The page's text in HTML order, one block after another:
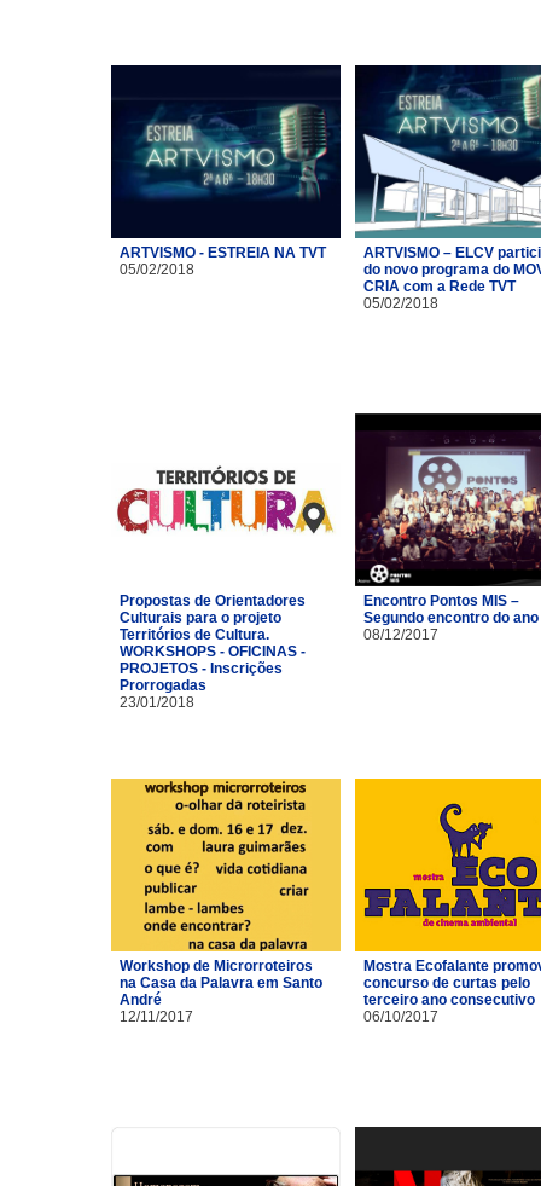
ARTVISMO - ESTREIA NA TVT
05/02/2018
ARTVISMO – ELCV
do novo programa do
CRIA com a Rede TVT
05/02/2018
Propostas de Orientadores
Culturais para o projeto
Territórios de Cultura.
WORKSHOPS - OFICINAS -
PROJETOS - Inscrições
Prorrogadas
23/01/2018
Encontro Pontos MIS –
Segundo encontro do ano
08/12/2017
Workshop de Microrroteiros
na Casa da Palavra em Santo
André
12/11/2017
Mostra Ecofalante
concurso de curtas pelo
terceiro ano consecutivo
06/10/2017